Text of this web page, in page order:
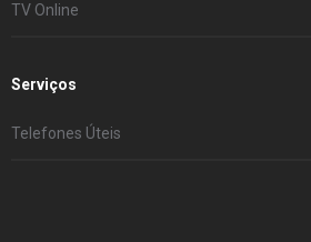
TV Online
Serviços
Telefones Úteis